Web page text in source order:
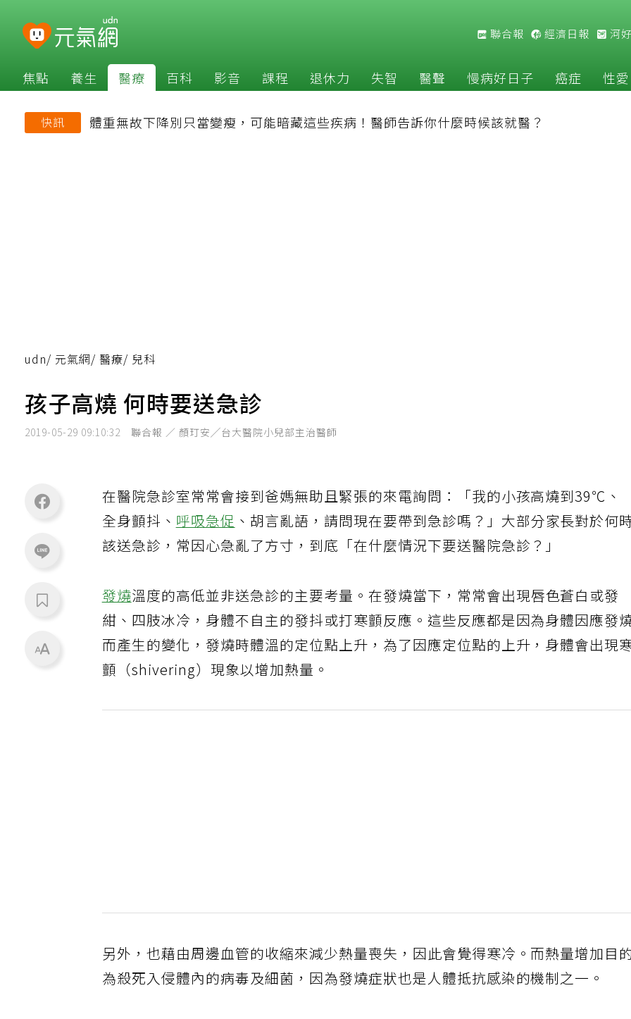
聯合報 經濟日報 河
焦點 養生 醫療 百科 影音 課程 退休力 失智 醫聲 慢病好日子 癌症 性愛
快訊 體重無故下降別只當變瘦，可能暗藏這些疾病！醫師告訴你什麼時候該就醫？
udn/ 元氣網/ 醫療/ 兒科
孩子高燒 何時要送急診
2019-05-29 09:10:32 聯合報 ／ 顏玎安╱台大醫院小兒部主治醫師
在醫院急診室常常會接到爸媽無助且緊張的來電詢問：「我的小孩高燒到39℃、
全身顫抖、呼吸急促 、胡言亂語，請問現在要帶到急診嗎？」大部分家長對於何
該送急診，常因心急亂了方寸，到底「在什麼情況下要送醫院急診？」
發燒溫度的高低並非送急診的主要考量。在發燒當下，常常會出現唇色蒼白或發
紺、四肢冰冷，身體不自主的發抖或打寒顫反應。這些反應都是因為身體因應發
而產生的變化，發燒時體溫的定位點上升，為了因應定位點的上升，身體會出現
顫（shivering）現象以增加熱量。
另外，也藉由周邊血管的收縮來減少熱量喪失，因此會覺得寒冷。而熱量增加目
為殺死入侵體內的病毒及細菌，因為發燒症狀也是人體抵抗感染的機制之一。